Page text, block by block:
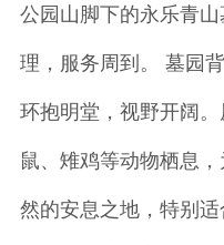
公园山脚下的永乐青
理，服务周到。 墓园
环抱明堂，视野开阔
鼠、雉鸡等动物栖息
然的安息之地，特别